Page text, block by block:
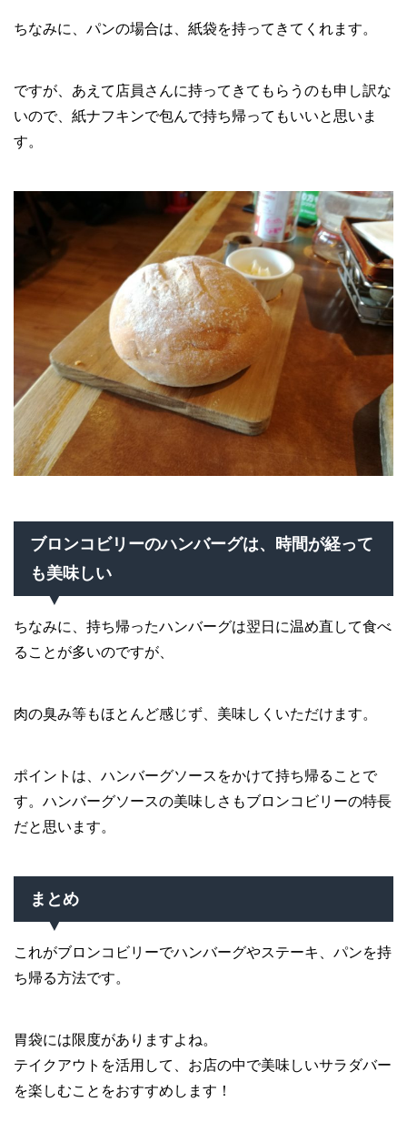
ちなみに、パンの場合は、紙袋を持ってきてくれます。
ですが、あえて店員さんに持ってきてもらうのも申し訳な
いので、紙ナフキンで包んで持ち帰ってもいいと思いま
す。
ブロンコビリーのハンバーグは、時間が経って
も美味しい
ちなみに、持ち帰ったハンバーグは翌日に温め直して食べ
ることが多いのですが、
肉の臭み等もほとんど感じず、美味しくいただけます。
ポイントは、ハンバーグソースをかけて持ち帰ることで
す。ハンバーグソースの美味しさもブロンコビリーの特長
だと思います。
まとめ
これがブロンコビリーでハンバーグやステーキ、パンを持
ち帰る方法です。
胃袋には限度がありますよね。
テイクアウトを活用して、お店の中で美味しいサラダバー
を楽しむことをおすすめします！